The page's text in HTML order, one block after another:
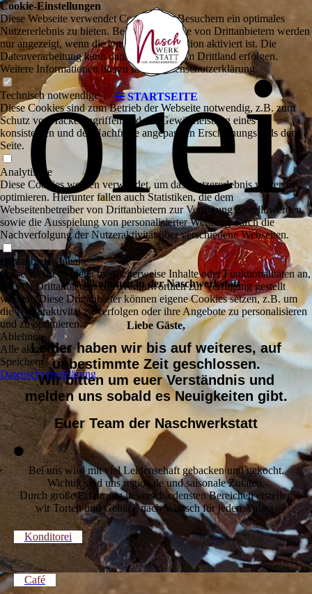
STARTSEITE
orei
Willkommen in der Naschwerkstatt
Liebe Gäste,
Leider haben wir bis auf weiteres, auf
unbestimmte Zeit geschlossen.
Wir bitten um euer Verständnis und
melden uns sobald es Neuigkeiten gibt.
Euer Team der Naschwerkstatt
Bei uns wird mit viel Leidenschaft gebacken und gekocht.
Wichtig sind uns regionale und saisonale Zutaten.
Durch große Erfahrung in verschiedensten Bereichen erstellen
wir Torten und Gebäck nach Wunsch für jeden Anlass.
Konditorei
Café
Cookie-Einstellungen
Diese Webseite verwendet Cookies, um Besuchern ein optimales
Nutzererlebnis zu bieten. Bestimmte Inhalte von Drittanbietern werden
nur angezeigt, wenn die entsprechende Option aktiviert ist. Die
Datenverarbeitung kann dann auch in einem Drittland erfolgen.
Weitere Informationen hierzu in der Datenschutzerklärung.
Technisch notwendige
Diese Cookies sind zum Betrieb der Webseite notwendig, z.B. zum
Schutz vor Hackerangriffen und zur Gewährleistung eines
konsistenten und der Nachfrage angepassten Erscheinungsbilds der
Seite.
Analytische
Diese Cookies werden verwendet, um das Nutzererlebnis weiter zu
optimieren. Hierunter fallen auch Statistiken, die dem
Webseitenbetreiber von Drittanbietern zur Verfügung gestellt werden,
sowie die Ausspielung von personalisierter Werbung durch die
Nachverfolgung der Nutzeraktivität über verschiedene Webseiten.
Drittanbieter-Inhalte
Diese Webseite bietet möglicherweise Inhalte oder Funktionalitäten an,
die von Drittanbietern eigenverantwortlich zur Verfügung gestellt
werden. Diese Drittanbieter können eigene Cookies setzen, z.B. um
die Nutzeraktivität zu verfolgen oder ihre Angebote zu personalisieren
und zu optimieren.
Ablehnen
Alle akzeptieren
Speichern
Datenschutzerklärung